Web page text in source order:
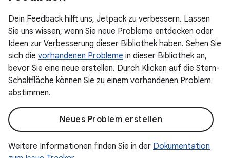
Dein Feedback hilft uns, Jetpack zu verbessern. Lassen
Sie uns wissen, wenn Sie neue Probleme entdecken oder
Ideen zur Verbesserung dieser Bibliothek haben. Sehen Sie
sich die vorhandenen Probleme in dieser Bibliothek an,
bevor Sie eine neue erstellen. Durch Klicken auf die Stern-
Schaltfläche können Sie zu einem vorhandenen Problem
abstimmen.
Neues Problem erstellen
Weitere Informationen finden Sie in der Dokumentation